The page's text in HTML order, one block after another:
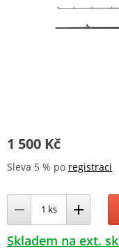
1 500 Kč
Sleva 5 % po registraci
Skladem na ext.